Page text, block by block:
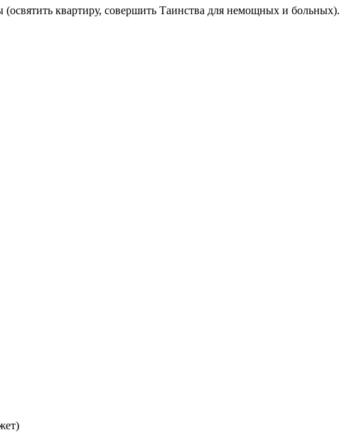
квартиру, совершить Таинства для немощных и больных).